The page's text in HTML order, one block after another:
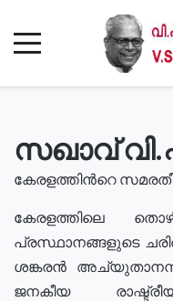
സഖാവ്
കേരളത്തിൻറെ
കേരളത്തിലെ
പ്രസ്ഥാനങ്ങളുടെ
ശങ്കരൻ
ജനകീയ